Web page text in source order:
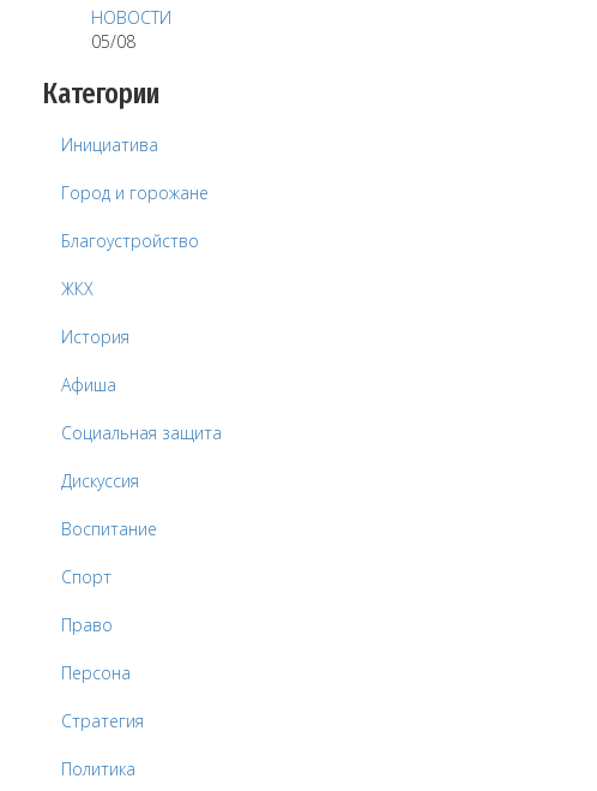
НОВОСТИ
05/08
Категории
Инициатива
Город и горожане
Благоустройство
ЖКХ
История
Афиша
Социальная защита
Дискуссия
Воспитание
Спорт
Право
Персона
Стратегия
Политика